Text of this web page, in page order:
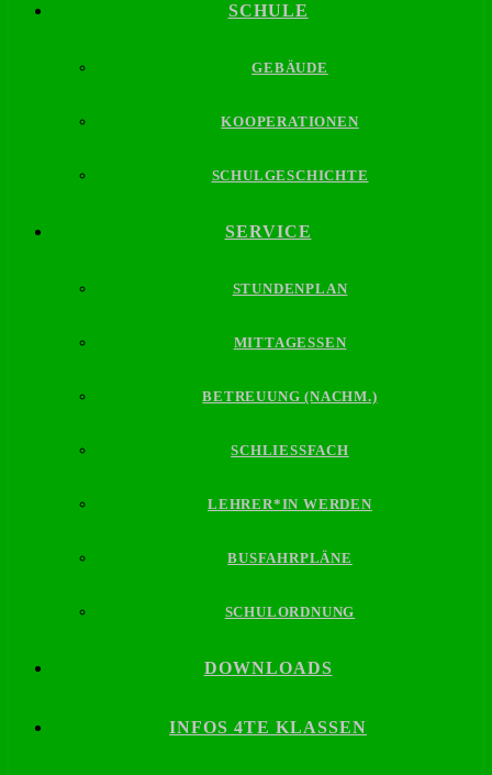
SCHULE
GEBÄUDE
KOOPERATIONEN
SCHULGESCHICHTE
SERVICE
STUNDENPLAN
MITTAGESSEN
BETREUUNG (NACHM.)
SCHLIESSFACH
LEHRER*IN WERDEN
BUSFAHRPLÄNE
SCHULORDNUNG
DOWNLOADS
INFOS 4TE KLASSEN